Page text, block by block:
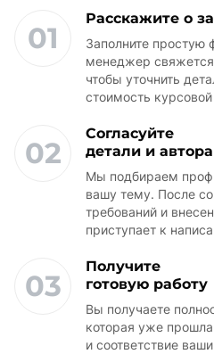
01
Расскажите о
Заполните простую
менеджер
чтобы уточнить
стоимость
02
Согласуйте
детали и автора
Мы подбираем
вашу тему. После
требований и
приступает к
03
Получите
готовую работу
Вы получаете
которая уже
и соответствие